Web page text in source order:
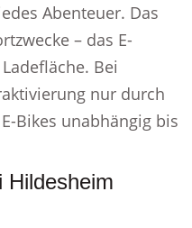
Abenteuer. Das
– das E-
Bei
nur durch
Bikes unabhängig bis
Hildesheim